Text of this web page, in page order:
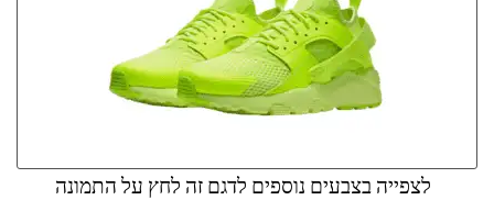
לצפייה בצבעים נוספים לדגם זה לחץ על התמונה